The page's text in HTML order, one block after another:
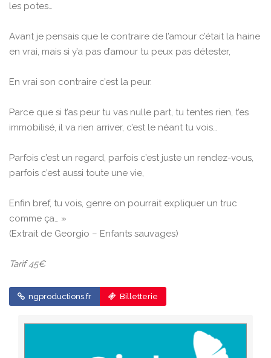
les potes…
Avant je pensais que le contraire de l’amour c’était la haine
en vrai, mais si y’a pas d’amour tu peux pas détester,
En vrai son contraire c’est la peur.
Parce que si t’as peur tu vas nulle part, tu tentes rien, t’es
immobilisé, il va rien arriver, c’est le néant tu vois…
Parfois c’est un regard, parfois c’est juste un rendez-vous,
parfois c’est aussi toute une vie,
Enfin bref, tu vois, genre on pourrait expliquer un truc
comme ça… »
(Extrait de Georgio – Enfants sauvages)
Tarif 45€
ngproductions.fr Billetterie